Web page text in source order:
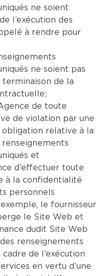
ne soient
l’exécution des
à rendre pour
ne soient pas
terminaison de la
de toute
de violation par une
relative à la
et
d’effectuer toute
à la confidentialité
personnels
le fournisseur
le Site Web et
dudit Site Web
renseignements
de l’exécution
en vertu d’une